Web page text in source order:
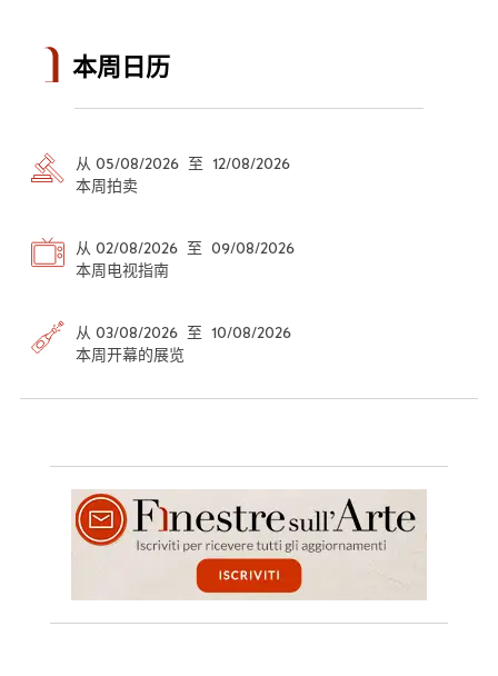
本周日历
从 05/08/2026 至 12/08/2026
本周拍卖
从 02/08/2026 至 09/08/2026
本周电视指南
从 03/08/2026 至 10/08/2026
本周开幕的展览